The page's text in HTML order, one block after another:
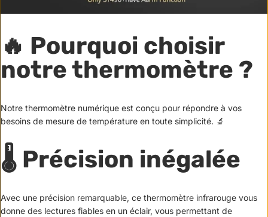
🔥 Pourquoi choisir
notre thermomètre ?
Notre thermomètre numérique est conçu pour répondre à vos
besoins de mesure de température en toute simplicité. 🔬
🌡️ Précision inégalée
Avec une précision remarquable, ce thermomètre infrarouge vous
donne des lectures fiables en un éclair, vous permettant de